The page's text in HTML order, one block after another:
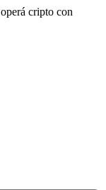
cripto con